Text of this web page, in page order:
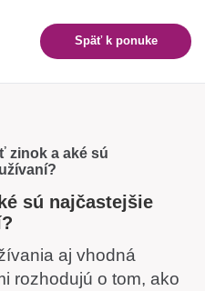
Späť k ponuke
zinok a aké sú
sú najčastejšie
aj vhodná
rozhodujú o tom, ako